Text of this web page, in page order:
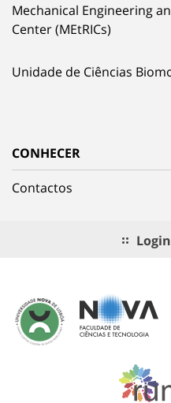
Mechanical Engineering
Center (MEtRICs)
Unidade de Ciências
CONHECER
Contactos
Login